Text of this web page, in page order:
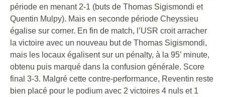
période en menant 2-1 (buts de Thomas Sigismondi et
Quentin Mulpy). Mais en seconde période Cheyssieu
égalise sur corner. En fin de match, l’USR croit arracher
la victoire avec un nouveau but de Thomas Sigismondi,
mais les locaux égalisent sur un pénalty, à la 95’ minute,
obtenu puis marqué dans la confusion générale. Score
final 3-3. Malgré cette contre-performance, Reventin reste
bien placé pour le podium avec 2 victoires 4 nuls et 1